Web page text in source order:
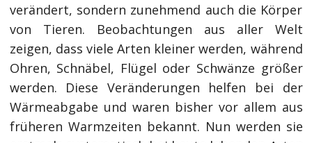
verändert, sondern zunehmend auch die Körper
von Tieren. Beobachtungen aus aller Welt
zeigen, dass viele Arten kleiner werden, während
Ohren, Schnäbel, Flügel oder Schwänze größer
werden. Diese Veränderungen helfen bei der
Wärmeabgabe und waren bisher vor allem aus
früheren Warmzeiten bekannt. Nun werden sie